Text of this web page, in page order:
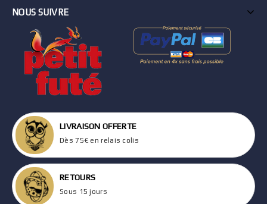
NOUS SUIVRE
LIVRAISON OFFERTE
Dès 75€ en relais colis
RETOURS
Sous 15 jours